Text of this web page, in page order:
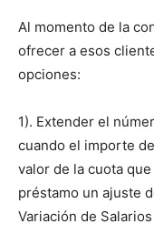
Al momento de la
ofrecer a esos
opciones:
1). Extender el
cuando el importe
valor de la cuota
préstamo un ajuste
Variación de